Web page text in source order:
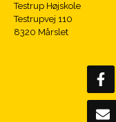
Testrup Højskole
Testrupvej 110
8320 Mårslet